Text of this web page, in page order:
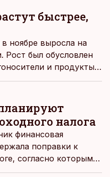
энергообеспечения.
быстрее,
ноябре выросла на
Рост был обусловлен
и продукты
влиянием спроса,
С одной
выросли затраты:
плата. С другой
услуги в настоящее
свою очередь,
старший
Эльмик.
налога
финансовая
поправки к
согласно которым в
возраста будет